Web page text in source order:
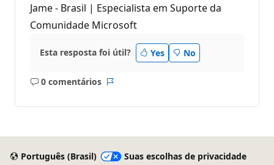
Jame - Brasil | Especialista em Suporte da
Comunidade Microsoft
Esta resposta foi útil? Yes No
0 comentários
Sem
Português (Brasil) Suas escolhas de privacidade